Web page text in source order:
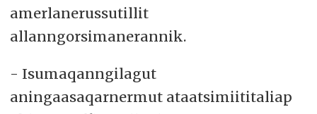
amerlanerussutillit
allanngorsimanerannik.
- Isumaqanngilagut
aningaasaqarnermut ataatsimiititaliap